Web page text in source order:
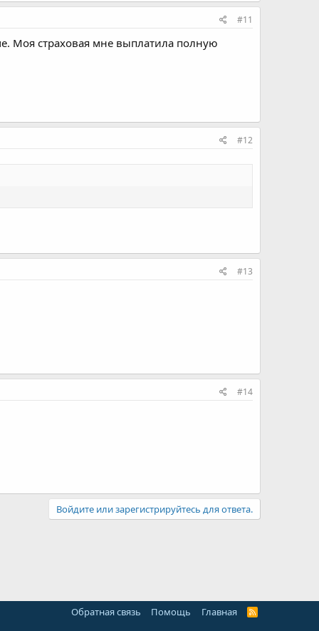
#11
Моя страховая мне выплатила полную
#12
#13
#14
Войдите или зарегистрируйтесь для ответа.
Обратная связь Помощь Главная
R